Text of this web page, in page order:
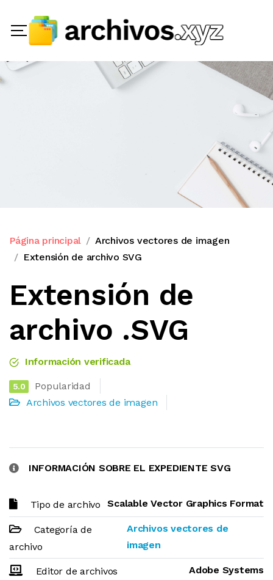
Página principal
Archivos vectores de imagen
Extensión de archivo SVG
Extensión de
archivo .SVG
Información verificada
5.0
Popularidad
Archivos vectores de imagen
INFORMACIÓN SOBRE EL EXPEDIENTE SVG
Tipo de archivo Scalable Vector Graphics Format
Categoría de
archivo
Archivos vectores de
imagen
Editor de archivos Adobe Systems